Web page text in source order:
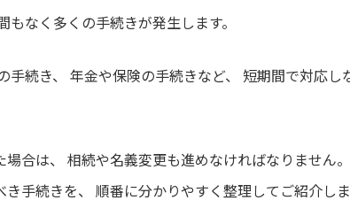
なく多くの手続きが発生します。
手続き、 年金や保険の手続きなど、 短期間で対応し
合は、 相続や名義変更も進めなければなりません。
手続きを、 順番に分かりやすく整理してご紹介しま